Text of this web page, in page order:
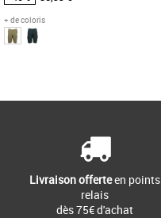
+ de coloris
Livraison offerteen points
relais
dès 75€ d'achat